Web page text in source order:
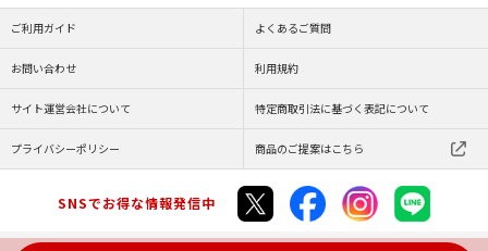
ご利用ガイド よくあるご質問
お問い合わせ 利用規約
サイト運営会社について 特定商取引法に基づく表記について
プライバシーポリシー 商品のご提案はこちら
SNSでお得な情報発信中